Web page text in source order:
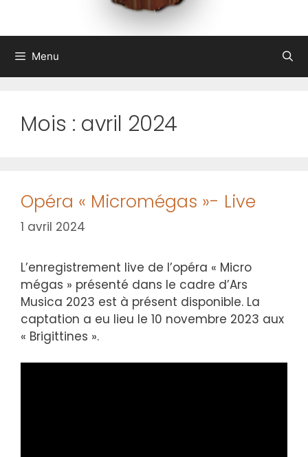
Menu
Mois : avril 2024
Opéra « Micromégas »- Live
1 avril 2024
L’enregistrement live de l’opéra « Micro
mégas » présenté dans le cadre d’Ars
Musica 2023 est à présent disponible. La
captation a eu lieu le 10 novembre 2023 aux
« Brigittines ».